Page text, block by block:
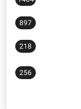
897
218
256